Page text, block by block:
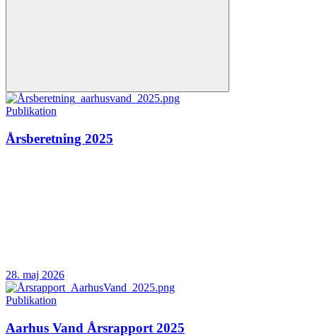
Publikation
Årsberetning 2025
28. maj 2026
Publikation
Aarhus Vand Årsrapport 2025